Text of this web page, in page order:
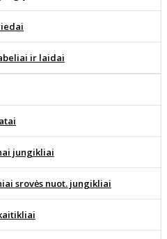
ir laidai
jungikliai
srovės nuot. jungikliai